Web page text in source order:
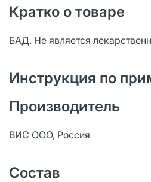
Кратко о товаре
БАД. Не является
Инструкция по
Производитель
ВИС ООО, Россия
Состав